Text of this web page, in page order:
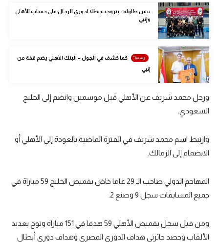
تحقيق في الجول
تقرير في الجول
تحليل في الجول
حكايات في الجول
كويز في الجول
فيديو في الجول
تنس طاولة - بتروجت بطلا لدوري الرجال على حساب الأهلي
وإنبي
كما كشف في الجول – البنك الأهلي يضم قفة من
إنبي
ورحل محمد شريف عن الأهلي قبل موسمين وانضم إلى الخليج
السعودي.
وارتبط اسم محمد شريف في الفترة الماضية بالعودة إلى الأهلي أو
الانضمام إلى الزمالك.
المهاجم الدولي صاحب الـ 29 عاما خاض بقميص الخليج 59 مباراة في
جميع المسابقات سجل 9 وصنع 2.
ومن قبل سجل بقميص الأهلي 59 هدفا في 151 مباراة وتوج بعديد
الألقاب وحصد جائزتي هداف الدوري المصري وهداف دوري أبطال